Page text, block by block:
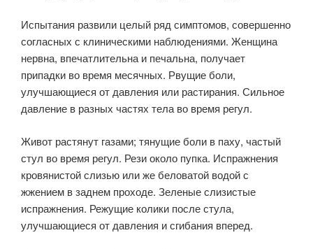
Испытания развили целый ряд симптомов, совершенно
согласных с клиническими наблюдениями. Женщина
нервна, впечатлительна и печальна, получает
припадки во время месячных. Рвущие боли,
улучшающиеся от давления или растирания. Сильное
давление в разных частях тела во время регул.
Живот растянут газами; тянущие боли в паху, частый
стул во время регул. Рези около пупка. Испражнения
кровянистой слизью или же беловатой водой с
жжением в заднем проходе. Зеленые слизистые
испражнения. Режущие колики после стула,
улучшающиеся от давления и сгибания вперед.